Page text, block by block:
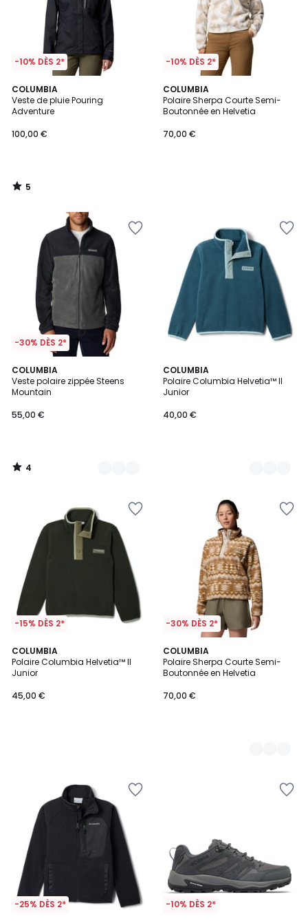
-10% DÈS 2*
COLUMBIA
Veste de pluie Pouring
Adventure
100,00 €
5
/
5
5
/
-10% DÈS 2*
COLUMBIA
Polaire Sherpa Courte Semi-
Boutonnée en Helvetia
70,00 €
-30% DÈS 2*
COLUMBIA
Veste polaire zippée Steens
Mountain
55,00 €
4
/
5
2
Couleurs
4
/
COLUMBIA
Polaire Columbia Helvetia™ II
Junior
40,00 €
3
Couleurs
-15% DÈS 2*
COLUMBIA
Polaire Columbia Helvetia™ II
Junior
45,00 €
-30% DÈS 2*
COLUMBIA
Polaire Sherpa Courte Semi-
Boutonnée en Helvetia
70,00 €
2
Couleurs
-25% DÈS 2* -10% DÈS 2*